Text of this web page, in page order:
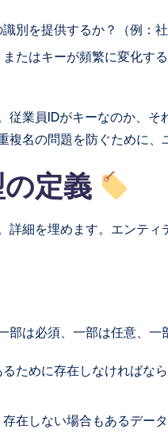
別を提供するか？（例：
たはキーが頻繁に変化す
従業員IDがキーなのか、
名の問題を防ぐために、
定義
詳細を埋めます。エンテ
は必須、一部は任意、一
ために存在しなければな
在しない場合もあるデータ